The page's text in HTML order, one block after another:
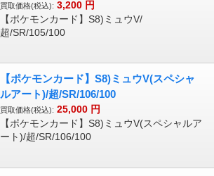
買取価格(税込): 3,200 円
【ポケモンカード】S8)ミュウV/
超/SR/105/100
【ポケモンカード】S8)ミュウV(スペシャ
ルアート)/超/SR/106/100
買取価格(税込): 25,000 円
【ポケモンカード】S8)ミュウV(スペシャルア
ート)/超/SR/106/100